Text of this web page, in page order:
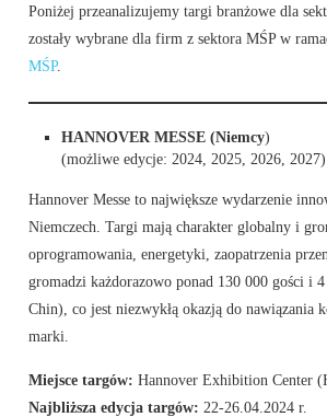
Poniżej przeanalizujemy targi branżowe dla
zostały wybrane dla firm z sektora MŚP w
MŚP.
HANNOVER MESSE (Niemcy)
(możliwe edycje: 2024, 2025, 2026, 2027)
Hannover Messe to największe wydarzenie
Niemczech. Targi mają charakter globalny i
oprogramowania, energetyki, zaopatrzenia
gromadzi każdorazowo ponad 130 000 gości i
Chin), co jest niezwykłą okazją do nawiązania
marki.
Miejsce targów: Hannover Exhibition Center
Najbliższa edycja targów: 22-26.04.2024 r.